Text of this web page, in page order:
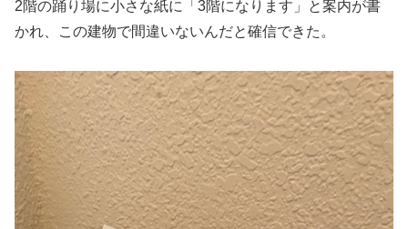
2階の踊り場に小さな紙に「3階になります」と案内が書
かれ、この建物で間違いないんだと確信できた。